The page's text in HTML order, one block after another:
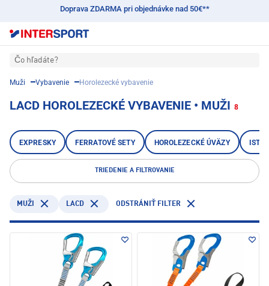
Doprava ZDARMA pri objednávke nad 50€**
Čo hľadáte?
Muži Vybavenie Horolezecké vybavenie
LACD HOROLEZECKÉ VYBAVENIE • MUŽI 8
EXPRESKY FERRATOVÉ SETY HOROLEZECKÉ ÚVÄZY
TRIEDENIE A FILTROVANIE
MUŽI LACD ODSTRÁNIŤ FILTER